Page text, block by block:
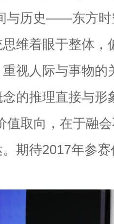
与历史——东方时
维着眼于整体，
视人际与事物的
的推理直接与形
值取向，在于融
期待2017年参